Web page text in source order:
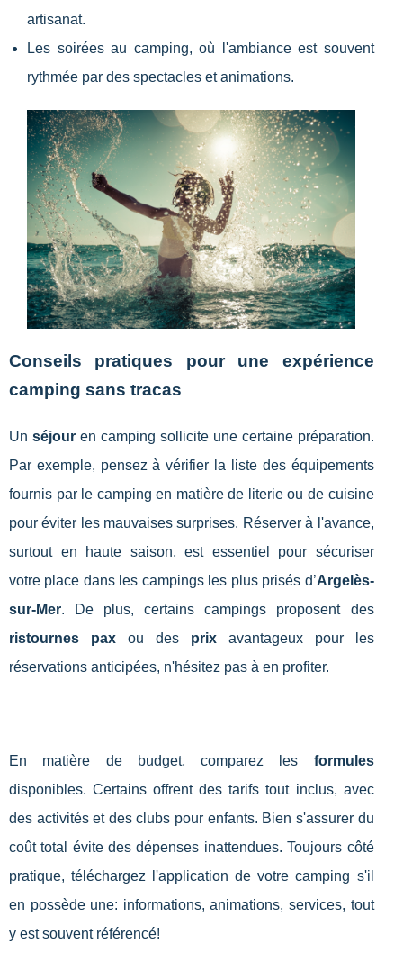
artisanat.
Les soirées au camping, où l'ambiance est souvent
rythmée par des spectacles et animations.
Conseils pratiques pour une expérience
camping sans tracas
Un séjouren camping sollicite une certaine préparation.
Par exemple, pensez à vérifier la liste des équipements
fournis par le camping en matière de literie ou de cuisine
pour éviter les mauvaises surprises. Réserver à l'avance,
surtout en haute saison, est essentiel pour sécuriser
votre place dans les campings les plus prisés d’Argelès-
sur-Mer. De plus, certains campings proposent des
ristournes paxou des prixavantageux pour les
réservations anticipées, n'hésitez pas à en profiter.
En matière de budget, comparez les formules
disponibles. Certains offrent des tarifs tout inclus, avec
des activités et des clubs pour enfants. Bien s'assurer du
coût total évite des dépenses inattendues. Toujours côté
pratique, téléchargez l'application de votre camping s'il
en possède une: informations, animations, services, tout
y est souvent référencé!